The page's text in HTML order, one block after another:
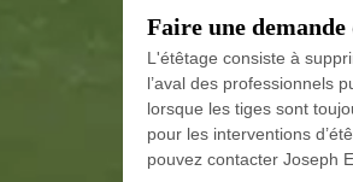
Faire une
L'étêtage consiste à
l’aval des professionnels
lorsque les tiges sont
pour les interventions
pouvez contacter Joseph